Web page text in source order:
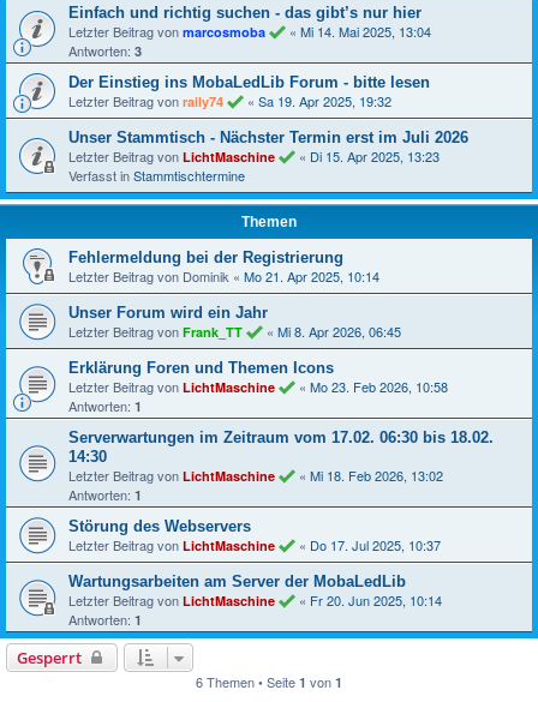
Einfach und richtig suchen - das gibt’s nur hier
Letzter Beitrag von marcosmoba « Mi 14. Mai 2025, 13:04
Antworten: 3
Der Einstieg ins MobaLedLib Forum - bitte lesen
Letzter Beitrag von raily74 « Sa 19. Apr 2025, 19:32
Unser Stammtisch - Nächster Termin erst im Juli 2026
Letzter Beitrag von LichtMaschine « Di 15. Apr 2025, 13:23
Verfasst inStammtischtermine
Themen
Fehlermeldung bei der Registrierung
Letzter Beitrag von Dominik « Mo 21. Apr 2025, 10:14
Unser Forum wird ein Jahr
Letzter Beitrag von Frank_TT « Mi 8. Apr 2026, 06:45
Erklärung Foren und Themen Icons
Letzter Beitrag von LichtMaschine « Mo 23. Feb 2026, 10:58
Antworten: 1
Serverwartungen im Zeitraum vom 17.02. 06:30 bis 18.02.
14:30
Letzter Beitrag von LichtMaschine « Mi 18. Feb 2026, 13:02
Antworten: 1
Störung des Webservers
Letzter Beitrag von LichtMaschine « Do 17. Jul 2025, 10:37
Wartungsarbeiten am Server der MobaLedLib
Letzter Beitrag von LichtMaschine « Fr 20. Jun 2025, 10:14
Antworten: 1
Gesperrt
6 Themen • Seite 1 von 1